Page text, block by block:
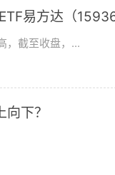
易方达（
，截至收盘，...
下？